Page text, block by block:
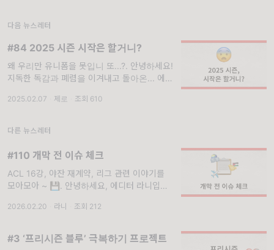
다음 뉴스레터
#84 2025 시즌 시작은 할거니?
왜 우리만 유니폼을 못입니 또...?. 안녕하세요!
지독한 독감과 폐렴을 이겨내고 돌아온... 에디
데...^_^... 앓아눕는 바람에 이렇게 한 주 늦게
2025.02.07 제로 조회 610
다른 뉴스레터
#110 개막 전 이슈 체크
ACL 16강, 야잔 재계약, 리그 관련 이야기를
모아모아 ~ 💾. 안녕하세요, 에디터 라니입니
자님도 두근거리는 마음으로 곧 펼쳐질 시즌을
기가 있어서
2026.02.20 라니 조회 212
#3 ‘프리시즌 블루’ 극복하기 프로젝트